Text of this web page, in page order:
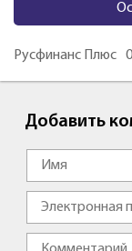
Русфинанс Плюс
Добавить